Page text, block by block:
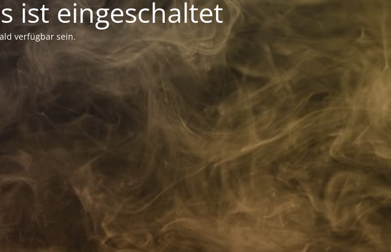
ist eingeschaltet
verfügbar sein.